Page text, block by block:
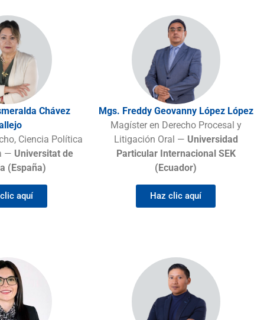
Chávez
Ciencia Política
— Universitat de
(España)
aquí
Mgs. Freddy Geovanny López López
Magíster en Derecho Procesal y
Litigación Oral — Universidad
Particular Internacional SEK
(Ecuador)
Haz clic aquí